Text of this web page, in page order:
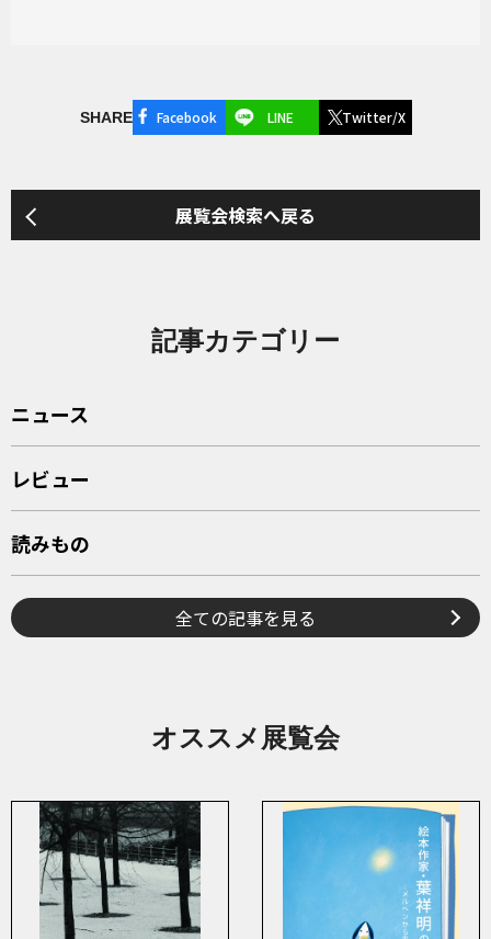
SHARE Facebook LINE Twitter/X
展覧会検索へ戻る
記事カテゴリー
ニュース
レビュー
読みもの
全ての記事を見る
オススメ展覧会